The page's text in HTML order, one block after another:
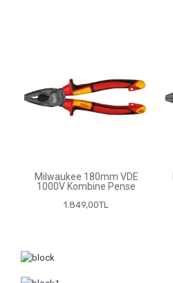
Milwaukee 180mm VDE
1000V Kombine Pense
1.849,00TL